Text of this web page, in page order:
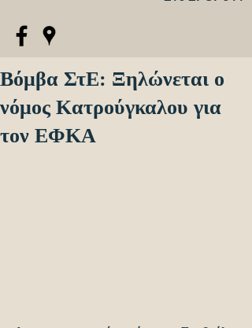
Βόμβα ΣτΕ: Ξηλώνεται ο
νόμος Κατρούγκαλου για
τον ΕΦΚΑ